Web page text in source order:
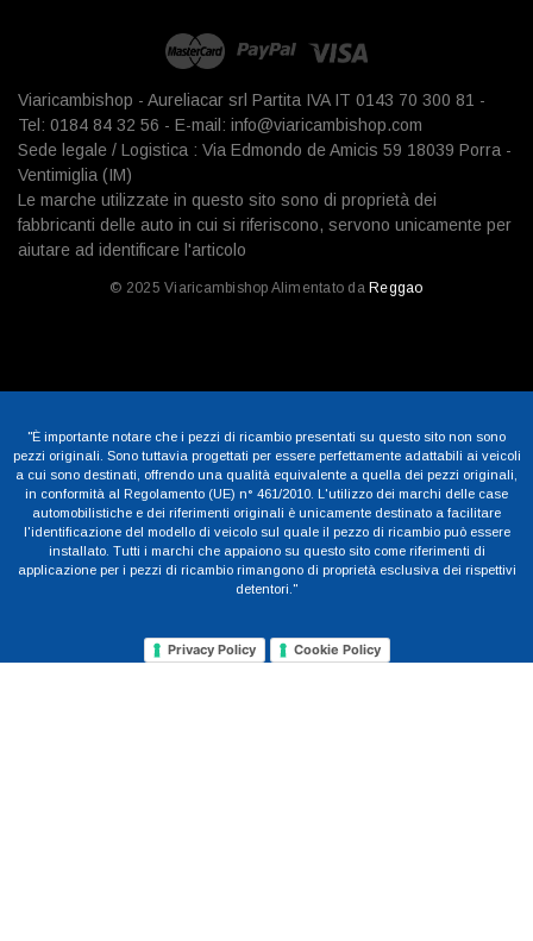
Viaricambishop - Aureliacar srl Partita IVA IT 0143 70 300 81 -
Tel: 0184 84 32 56 - E-mail: info@viaricambishop.com
Sede legale / Logistica : Via Edmondo de Amicis 59 18039 Porra -
Ventimiglia (IM)
Le marche utilizzate in questo sito sono di proprietà dei
fabbricanti delle auto in cui si riferiscono, servono unicamente per
aiutare ad identificare l'articolo
© 2025 Viaricambishop Alimentato da Reggao
"È importante notare che i pezzi di ricambio presentati su questo sito non sono
pezzi originali. Sono tuttavia progettati per essere perfettamente adattabili ai veicoli
a cui sono destinati, offrendo una qualità equivalente a quella dei pezzi originali,
in conformità al Regolamento (UE) n° 461/2010. L'utilizzo dei marchi delle case
automobilistiche e dei riferimenti originali è unicamente destinato a facilitare
l'identificazione del modello di veicolo sul quale il pezzo di ricambio può essere
installato. Tutti i marchi che appaiono su questo sito come riferimenti di
applicazione per i pezzi di ricambio rimangono di proprietà esclusiva dei rispettivi
detentori."
Privacy Policy Cookie Policy